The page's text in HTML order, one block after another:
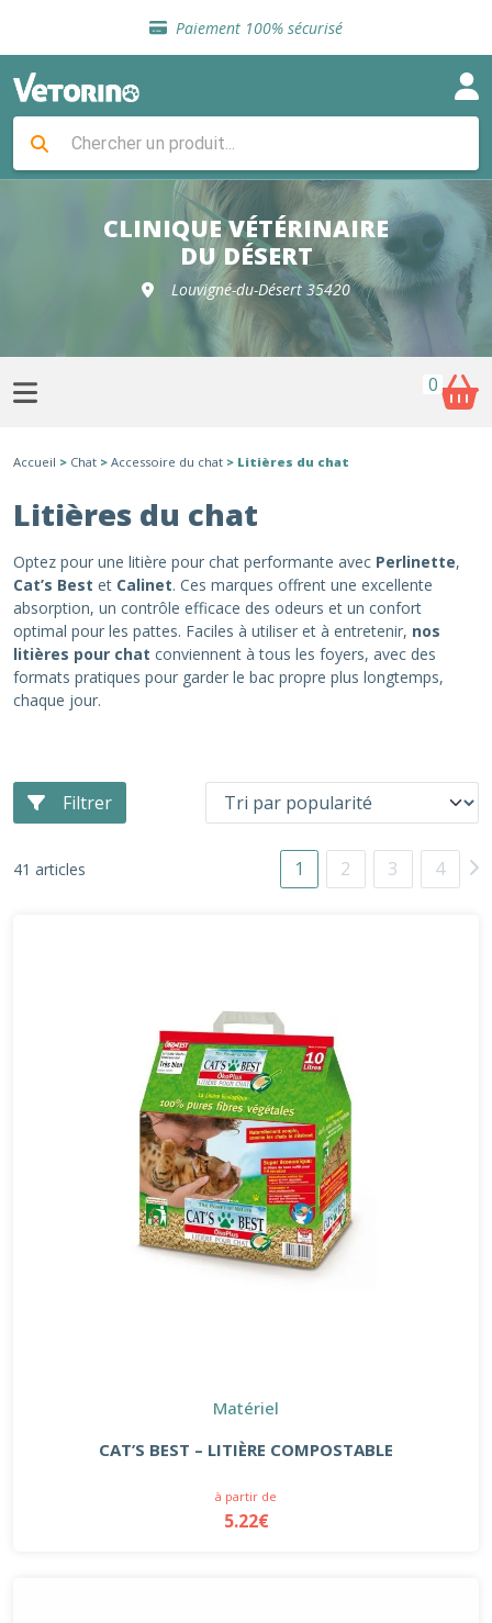
Paiement 100% sécurisé
Livraison gratuite en clinique vétérinaire
Sélection de croquettes vétérinaire
Livraison gratuite en clinique vétérinaire
Retour gratuit en clinique
Sélection de croquettes vétérinaire
CLINIQUE VÉTÉRINAIRE
DU DÉSERT
Louvigné-du-Désert 35420
0
Accueil > Chat > Accessoire du chat > Litières du chat
Litières du chat
Optez pour une litière pour chat performante avec Perlinette,
Cat’s Best et Calinet. Ces marques offrent une excellente
absorption, un contrôle efficace des odeurs et un confort
optimal pour les pattes. Faciles à utiliser et à entretenir, nos
litières pour chat conviennent à tous les foyers, avec des
formats pratiques pour garder le bac propre plus longtemps,
chaque jour.
Filtrer
41 articles 1 2 3 4
Matériel
CAT’S BEST – LITIÈRE COMPOSTABLE
à partir de
5.22€